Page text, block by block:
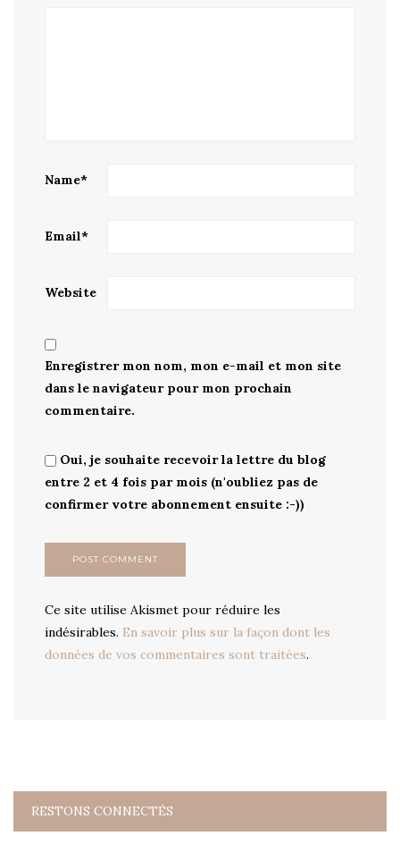
Name*
Email*
Website
Enregistrer mon nom, mon e-mail et mon site
dans le navigateur pour mon prochain
commentaire.
Oui, je souhaite recevoir la lettre du blog
entre 2 et 4 fois par mois (n'oubliez pas de
confirmer votre abonnement ensuite :-))
Ce site utilise Akismet pour réduire les
indésirables. En savoir plus sur la façon dont les
données de vos commentaires sont traitées.
RESTONS CONNECTÉS